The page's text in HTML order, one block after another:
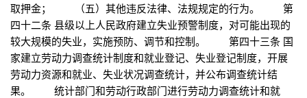
取押金； （五）其他违反法律、法规规定的行为。 第
四十二条 县级以上人民政府建立失业预警制度，对可能出现的
较大规模的失业，实施预防、调节和控制。 第四十三条 国
家建立劳动力调查统计制度和就业登记、失业登记制度，开展
劳动力资源和就业、失业状况调查统计，并公布调查统计结
果。 统计部门和劳动行政部门进行劳动力调查统计和就